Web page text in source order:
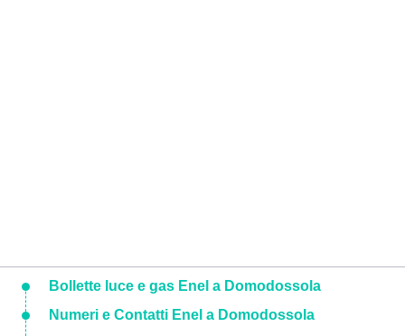
Bollette luce e gas Enel a Domodossola
Numeri e Contatti Enel a Domodossola